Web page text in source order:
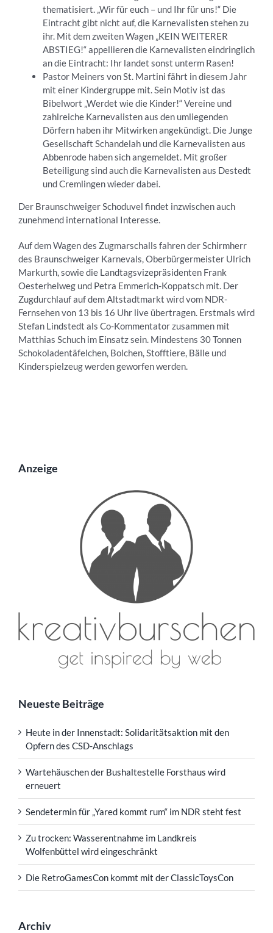
thematisiert. „Wir für euch – und Ihr für uns!“ Die
Eintracht gibt nicht auf, die Karnevalisten stehen zu
ihr. Mit dem zweiten Wagen „KEIN WEITERER
ABSTIEG!“ appellieren die Karnevalisten eindringlich
an die Eintracht: Ihr landet sonst unterm Rasen!
Pastor Meiners von St. Martini fährt in diesem Jahr
mit einer Kindergruppe mit. Sein Motiv ist das
Bibelwort „Werdet wie die Kinder!“ Vereine und
zahlreiche Karnevalisten aus den umliegenden
Dörfern haben ihr Mitwirken angekündigt. Die Junge
Gesellschaft Schandelah und die Karnevalisten aus
Abbenrode haben sich angemeldet. Mit großer
Beteiligung sind auch die Karnevalisten aus Destedt
und Cremlingen wieder dabei.
Der Braunschweiger Schoduvel findet inzwischen auch
zunehmend international Interesse.
Auf dem Wagen des Zugmarschalls fahren der Schirmherr
des Braunschweiger Karnevals, Oberbürgermeister Ulrich
Markurth, sowie die Landtagsvizepräsidenten Frank
Oesterhelweg und Petra Emmerich-Koppatsch mit. Der
Zugdurchlauf auf dem Altstadtmarkt wird vom NDR-
Fernsehen von 13 bis 16 Uhr live übertragen. Erstmals wird
Stefan Lindstedt als Co-Kommentator zusammen mit
Matthias Schuch im Einsatz sein. Mindestens 30 Tonnen
Schokoladentäfelchen, Bolchen, Stofftiere, Bälle und
Kinderspielzeug werden geworfen werden.
Anzeige
Neueste Beiträge
Heute in der Innenstadt: Solidaritätsaktion mit den
Opfern des CSD-Anschlags
Wartehäuschen der Bushaltestelle Forsthaus wird
erneuert
Sendetermin für „Yared kommt rum“ im NDR steht fest
Zu trocken: Wasserentnahme im Landkreis
Wolfenbüttel wird eingeschränkt
Die RetroGamesCon kommt mit der ClassicToysCon
Archiv